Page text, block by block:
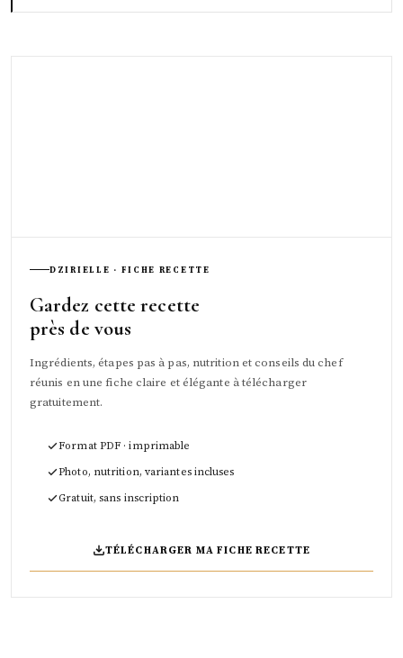
DZIRIELLE · FICHE RECETTE
Gardez cette recette
près de vous
Ingrédients, étapes pas à pas, nutrition et conseils du chef
réunis en une fiche claire et élégante à télécharger
gratuitement.
Format PDF · imprimable
Photo, nutrition, variantes incluses
Gratuit, sans inscription
TÉLÉCHARGER MA FICHE RECETTE